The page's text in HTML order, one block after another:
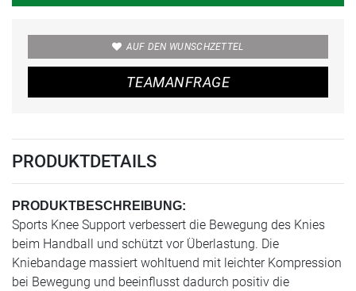
AUF DEN WUNSCHZETTEL
TEAMANFRAGE
PRODUKTDETAILS
PRODUKTBESCHREIBUNG:
Sports Knee Support verbessert die Bewegung des Knies
beim Handball und schützt vor Überlastung. Die
Kniebandage massiert wohltuend mit leichter Kompression
bei Bewegung und beeinflusst dadurch positiv die